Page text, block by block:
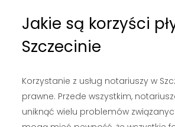
Jakie są korzyści
Szczecinie
Korzystanie z usług notariuszy w
prawne. Przede wszystkim,
uniknąć wielu problemów